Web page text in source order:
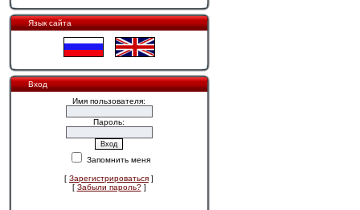
Язык сайта
Вход
Имя пользователя:
Пароль:
Запомнить меня
[ Зарегистрироваться ]
[ Забыли пароль?]